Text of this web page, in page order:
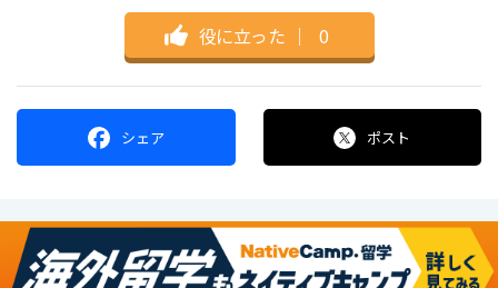
役に立った ｜ 0
シェア ポスト